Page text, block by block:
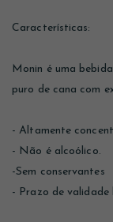
Características:
Monin é uma
puro de cana com
- Altamente
- Não é alcoólico.
-Sem conservantes
- Prazo de validade